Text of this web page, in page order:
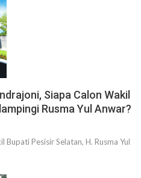
Siapa Calon Wakil
Rusma Yul Anwar?
Bupati Pesisir Selatan, H. Rusma Yul